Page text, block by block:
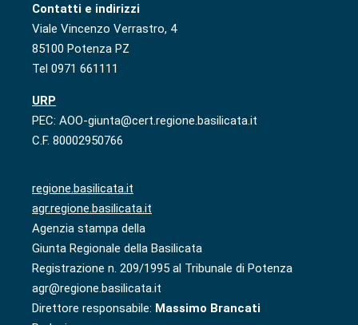
Contatti e indirizzi
Viale Vincenzo Verrastro, 4
85100 Potenza PZ
Tel 0971 661111
URP
PEC: AOO-giunta@cert.regione.basilicata.it
C.F. 80002950766
regione.basilicata.it
agr.regione.basilicata.it
Agenzia stampa della
Giunta Regionale della Basilicata
Registrazione n. 209/1995 al Tribunale di Potenza
agr@regione.basilicata.it
Direttore responsabile: Massimo Brancati